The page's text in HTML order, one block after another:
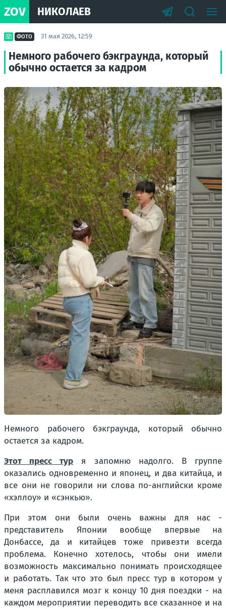
ZOV НИКОЛАЕВ
ФОТО 31 мая 2026, 12:59
Немного рабочего бэкграунда, который
обычно остается за кадром
Немного рабочего бэкграунда, который обычно
остается за кадром.
Этот пресс тур я запомню надолго. В группе
оказались одновременно и японец, и два китайца, и
все они не говорили ни слова по-английски кроме
«хэллоу» и «сэнкью».
При этом они были очень важны для нас -
представитель Японии вообще впервые на
Донбассе, да и китайцев тоже привезти всегда
проблема. Конечно хотелось, чтобы они имели
возможность максимально понимать происходящее
и работать. Так что это был пресс тур в котором у
меня расплавился мозг к концу 10 дня поездки - на
каждом мероприятии переводить все сказанное и на